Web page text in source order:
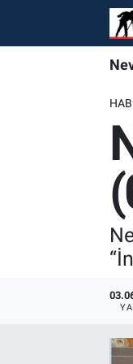
Foto Galeri
Nevşehir'de
Özel Haber
Nevşehir'de
Özel Haber
Nevşehir'de
Özel Haber
Nöbetçi
Hava Durumu
Trafik Durumu
Süper Lig
Tüm
Son Dakika
Haber Arşivi